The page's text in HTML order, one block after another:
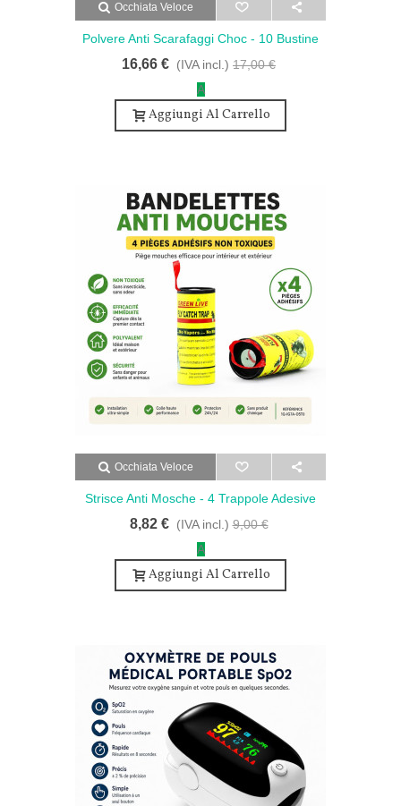
Occhiata Veloce
Polvere Anti Scarafaggi Choc - 10 Bustine
Potentissime
16,66 € (IVA incl.) 17,00 €
A
Aggiungi Al Carrello
Occhiata Veloce
Strisce Anti Mosche - 4 Trappole Adesive
Atossiche
8,82 € (IVA incl.) 9,00 €
A
Aggiungi Al Carrello